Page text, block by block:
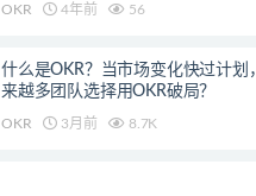
OKR 4年前 56
什么是OKR？当市场变化快过计划
来越多团队选择用OKR破局？
OKR 3月前 8.7K